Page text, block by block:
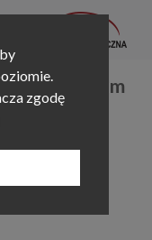
jak będzie
i na co Was
zgodę